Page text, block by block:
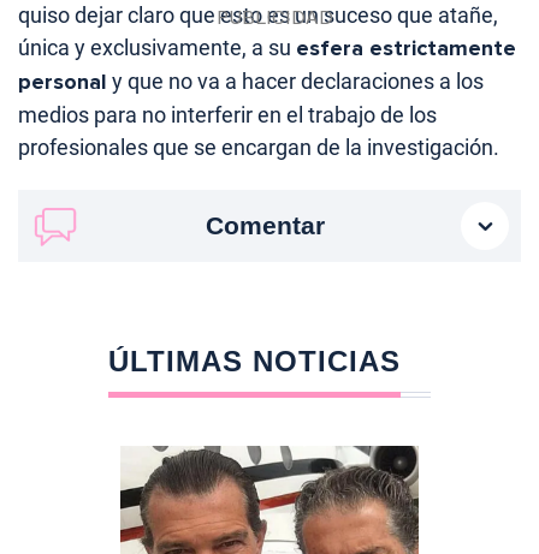
quiso dejar claro que esto es un suceso que atañe,
única y exclusivamente, a su esfera estrictamente
personal y que no va a hacer declaraciones a los
medios para no interferir en el trabajo de los
profesionales que se encargan de la investigación.
Comentar
ÚLTIMAS NOTICIAS